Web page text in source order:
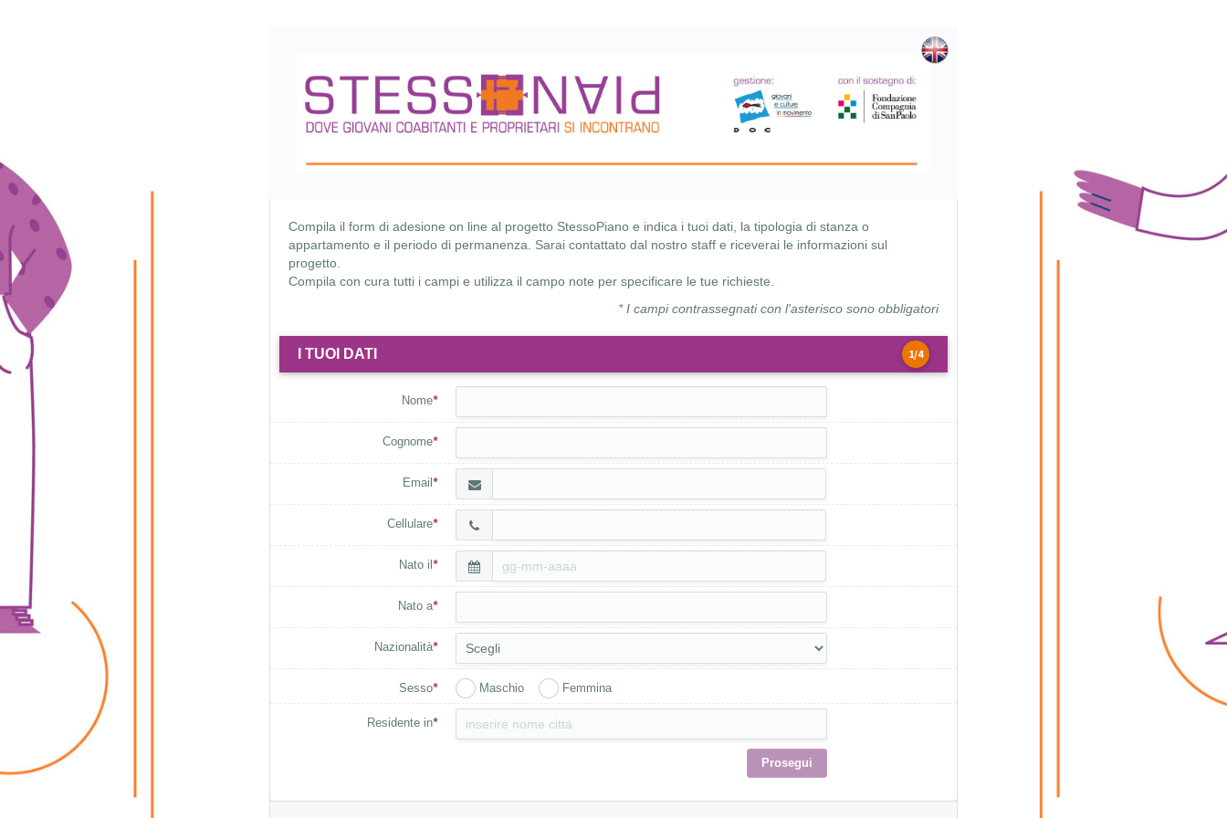
Compila il form di adesione on line al progetto StessoPiano e indica i tuoi dati, la tipologia di stanza o
appartamento e il periodo di permanenza. Sarai contattato dal nostro staff e riceverai le informazioni sul
progetto.
Compila con cura tutti i campi e utilizza il campo note per specificare le tue richieste.
* I campi contrassegnati con l'asterisco sono obbligatori
I TUOI DATI 1/4
Nome*
Cognome*
Email*
Cellulare*
Nato il*
Nato a*
Nazionalità*
Sesso* Maschio Femmina
Residente in*
Prosegui